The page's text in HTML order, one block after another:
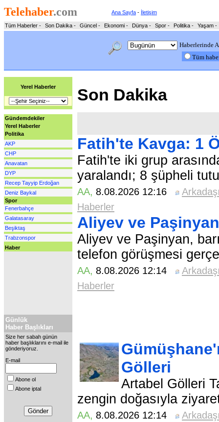
Telehaber.com Ana Sayfa - İletişim
Tüm Haberler - Son Dakika - Güncel - Ekonomi - Dünya - Spor - Politika - Yaşam -
Haberlerinde
Tüm
Yerel Haberler
Gündemdekiler
Yerel Haberler
Politika
AKP
CHP
Anavatan
DYP
Recep Tayyip Erdoğan
Deniz Baykal
Spor
Fenerbahçe
Galatasaray
Beşiktaş
Trabzonspor
Haber
Günlük
Haber Başlıkları
Size her sabah günün
haber başlıklarını e-mail ile
gönderiyoruz.
E-mail
Abone ol
Abone iptal
Son Dakika
Fatih'te Kavga: 1
Fatih'te iki grup
yaralandı; 8 şüpheli
AA, 8.08.2026 12:16
Haberler
Aliyev ve
Aliyev ve Paşinyan,
telefon görüşmesi
AA, 8.08.2026 12:14
Haberler
Gölleri
Artabel Gölleri
zengin doğasıyla
AA, 8.08.2026 12:14